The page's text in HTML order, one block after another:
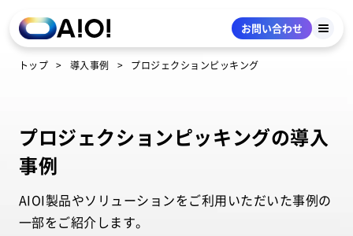
お問い合わせ
トップ 導入事例 プロジェクションピッキング
プロジェクションピッキングの導入
事例
AIOI製品やソリューションをご利用いただいた事例の
一部をご紹介します。